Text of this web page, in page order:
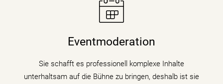
Eventmoderation
Sie schafft es professionell komplexe Inhalte
unterhaltsam auf die Bühne zu bringen, deshalb ist sie
Moderatorin Christiane Stein verbindet charmant und
unterhaltsam Nachrichtenkompetenz mit den Themen
mehr erfahren